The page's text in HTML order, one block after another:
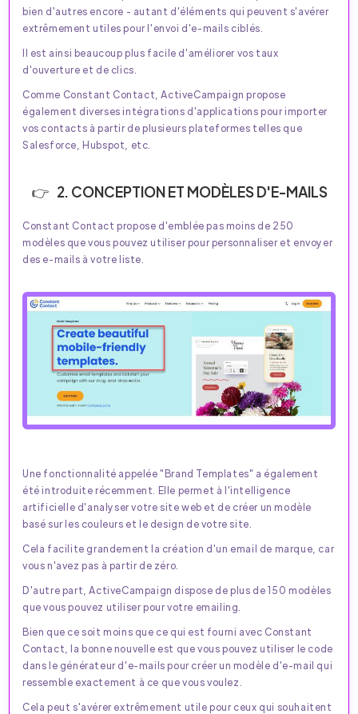
bien d'autres encore - autant d'éléments qui peuvent s'avérer
extrêmement utiles pour l'envoi d'e-mails ciblés.
Il est ainsi beaucoup plus facile d'améliorer vos taux
d'ouverture et de clics.
Comme Constant Contact, ActiveCampaign propose
également diverses intégrations d'applications pour importer
vos contacts à partir de plusieurs plateformes telles que
Salesforce, Hubspot, etc.
2. CONCEPTION ET MODÈLES D'E-MAILS
Constant Contact propose d'emblée pas moins de 250
modèles que vous pouvez utiliser pour personnaliser et envoyer
des e-mails à votre liste.
Une fonctionnalité appelée "Brand Templates" a également
été introduite récemment. Elle permet à l'intelligence
artificielle d'analyser votre site web et de créer un modèle
basé sur les couleurs et le design de votre site.
Cela facilite grandement la création d'un email de marque, car
vous n'avez pas à partir de zéro.
D'autre part, ActiveCampaign dispose de plus de 150 modèles
que vous pouvez utiliser pour votre emailing.
Bien que ce soit moins que ce qui est fourni avec Constant
Contact, la bonne nouvelle est que vous pouvez utiliser le code
dans le générateur d'e-mails pour créer un modèle d'e-mail qui
ressemble exactement à ce que vous voulez.
Cela peut s'avérer extrêmement utile pour ceux qui souhaitent